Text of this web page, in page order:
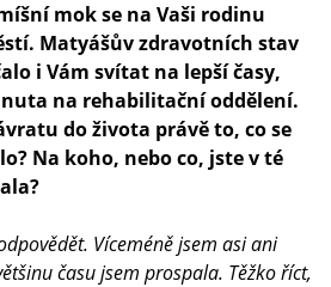
mok se na Vaši rodinu
Matyášův zdravotních stav
i Vám svítat na lepší časy,
na rehabilitační oddělení.
do života právě to, co se
Na koho, nebo co, jste v té
Víceméně jsem asi ani
času jsem prospala. Těžko říct,